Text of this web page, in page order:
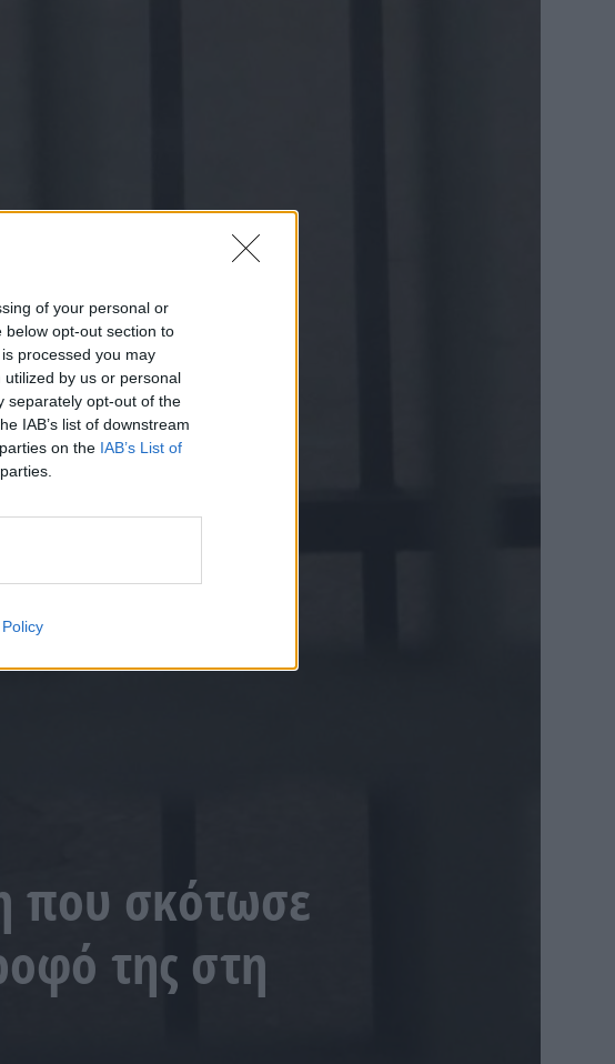
of your personal or
opt-out section to
processed you may
by us or personal
separately opt-out of the
IAB’s list of downstream
on the IAB’s List of
που σκότωσε
της στη